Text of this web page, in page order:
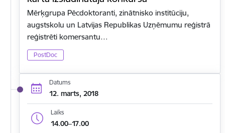
Mērķgrupa Pēcdoktoranti, zinātnisko institūciju,
augstskolu un Latvijas Republikas Uzņēmumu reģistrā
reģistrēti komersantu…
PostDoc
Datums
12. marts, 2018
Laiks
14.00–17.00